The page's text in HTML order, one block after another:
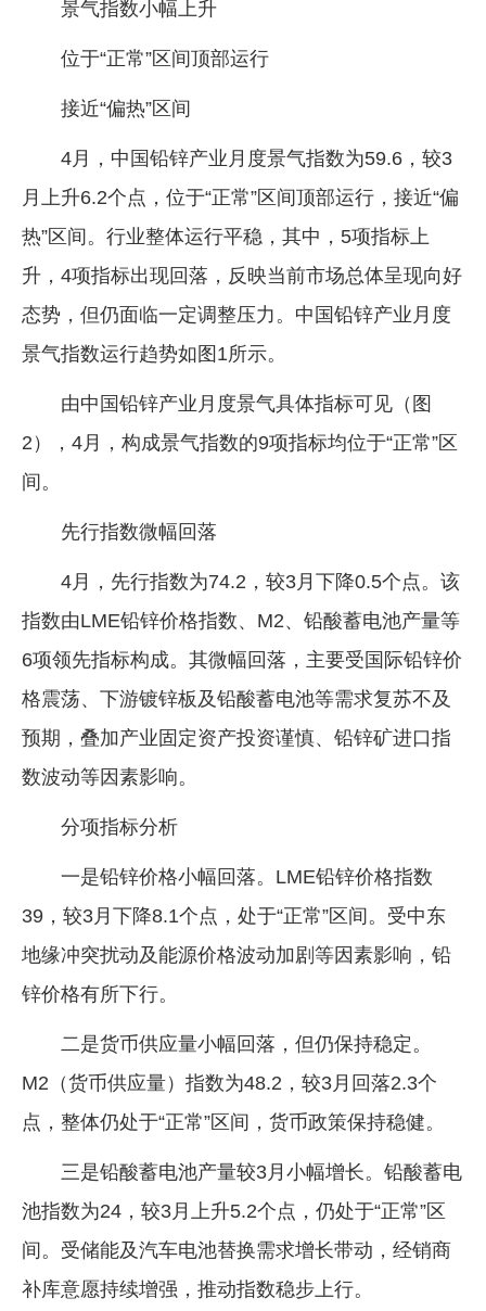
景气指数小幅上升
位于“正常”区间顶部运行
接近“偏热”区间
4月，中国铅锌产业月度景气指数为59.6，较3
月上升6.2个点，位于“正常”区间顶部运行，接近“偏
热”区间。行业整体运行平稳，其中，5项指标上
升，4项指标出现回落，反映当前市场总体呈现向好
态势，但仍面临一定调整压力。中国铅锌产业月度
景气指数运行趋势如图1所示。
由中国铅锌产业月度景气具体指标可见（图
2），4月，构成景气指数的9项指标均位于“正常”区
间。
先行指数微幅回落
4月，先行指数为74.2，较3月下降0.5个点。该
指数由LME铅锌价格指数、M2、铅酸蓄电池产量等
6项领先指标构成。其微幅回落，主要受国际铅锌价
格震荡、下游镀锌板及铅酸蓄电池等需求复苏不及
预期，叠加产业固定资产投资谨慎、铅锌矿进口指
数波动等因素影响。
分项指标分析
一是铅锌价格小幅回落。LME铅锌价格指数
39，较3月下降8.1个点，处于“正常”区间。受中东
地缘冲突扰动及能源价格波动加剧等因素影响，铅
锌价格有所下行。
二是货币供应量小幅回落，但仍保持稳定。
M2（货币供应量）指数为48.2，较3月回落2.3个
点，整体仍处于“正常”区间，货币政策保持稳健。
三是铅酸蓄电池产量较3月小幅增长。铅酸蓄电
池指数为24，较3月上升5.2个点，仍处于“正常”区
间。受储能及汽车电池替换需求增长带动，经销商
补库意愿持续增强，推动指数稳步上行。